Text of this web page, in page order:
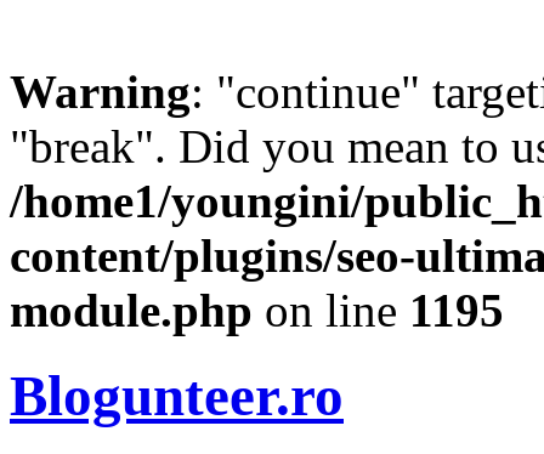
Warning: "continue"
"break". Did you mean to
/home1/youngini/
content/plugins/seo-
module.php on line 1195
Blogunteer.ro